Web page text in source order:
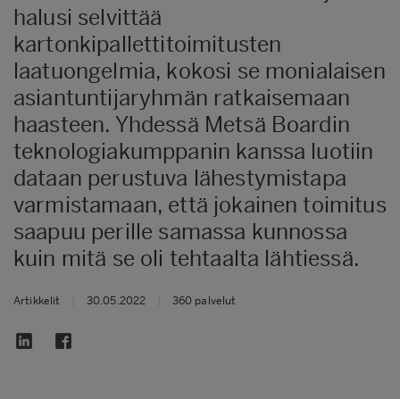
halusi selvittää
kartonkipallettitoimitusten
laatuongelmia, kokosi se monialaisen
asiantuntijaryhmän ratkaisemaan
haasteen. Yhdessä Metsä Boardin
teknologiakumppanin kanssa luotiin
dataan perustuva lähestymistapa
varmistamaan, että jokainen toimitus
saapuu perille samassa kunnossa
kuin mitä se oli tehtaalta lähtiessä.
Artikkelit 30.05.2022 360 palvelut